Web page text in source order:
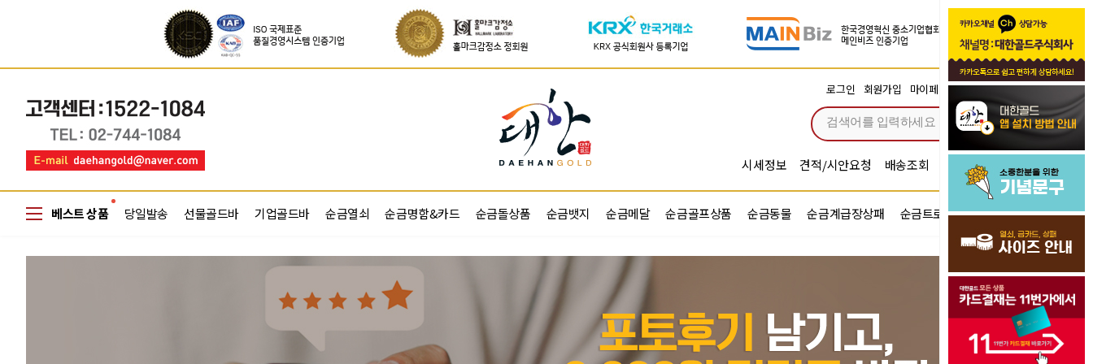
로그인 회원가입 마이페이지 주문조회 장바구니 0
시세정보 견적/시안요청 배송조회 시안확인 기념문구예문
베스트 상품 당일발송 선물골드바 기업골드바 순금열쇠 순금명함&카드 순금돌상품 순금뱃지 순금메달 순금골프상품 순금동물 순금계급장상패 순금트로피 순금기업반지